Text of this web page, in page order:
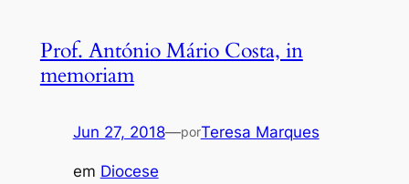
Prof. António Mário Costa, in
memoriam
Jun 27, 2018—porTeresa Marques
em Diocese